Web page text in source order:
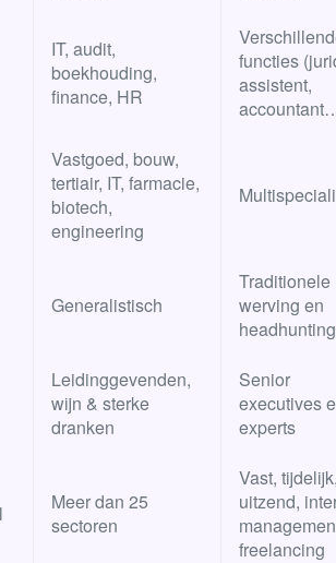
IT, audit,
boekhouding,
finance, HR
functies
assistent,
Vastgoed, bouw,
tertiair, IT, farmacie,
biotech,
engineering
Generalistisch
Traditionele
werving en
headhunting
Leidinggevenden,
wijn & sterke
dranken
Senior
executives
experts
Meer dan 25
sectoren
Vast,
uitzend,
freelancing